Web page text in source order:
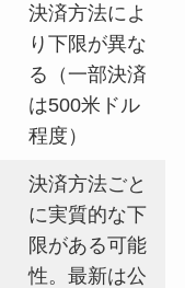
決済方法によ
り下限が異な
る（一部決済
は500米ドル
程度）
決済方法ごと
に実質的な下
限がある可能
性。最新は公